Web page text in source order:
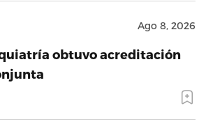
Ago 8, 2026
obtuvo acreditación